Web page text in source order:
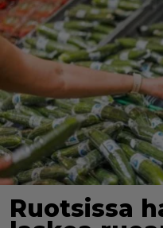
Ruotsissa